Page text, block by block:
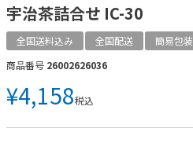
宇治茶詰合せ IC-30
全国送料込み 全国配送
簡易包装
商品番号 26002626036
¥4,158税込